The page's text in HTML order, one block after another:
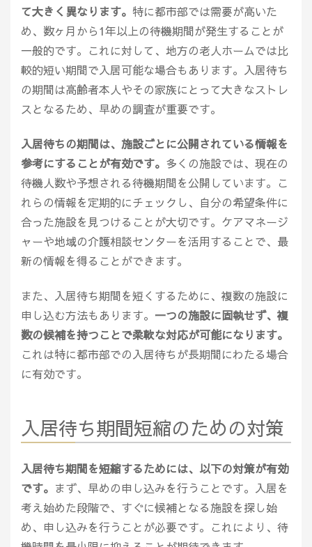
て大きく異なります。 特に都市部では需要が高いた
め、数ヶ月から1年以上の待機期間が発生することが
一般的です。これに対して、地方の老人ホームでは比
較的短い期間で入居可能な場合もあります。入居待ち
の期間は高齢者本人やその家族にとって大きなストレ
スとなるため、早めの調査が重要です。
入居待ちの期間は、施設ごとに公開されている情報を
参考にすることが有効です。 多くの施設では、現在の
待機人数や予想される待機期間を公開しています。こ
れらの情報を定期的にチェックし、自分の希望条件に
合った施設を見つけることが大切です。ケアマネージ
ャーや地域の介護相談センターを活用することで、最
新の情報を得ることができます。
また、入居待ち期間を短くするために、複数の施設に
申し込む方法もあります。 一つの施設に固執せず、複
数の候補を持つことで柔軟な対応が可能になります。
これは特に都市部での入居待ちが長期間にわたる場合
に有効です。
入居待ち期間短縮のための対策
入居待ち期間を短縮するためには、以下の対策が有効
です。 まず、早めの申し込みを行うことです。入居を
考え始めた段階で、すぐに候補となる施設を探し始
め、申し込みを行うことが必要です。これにより、待